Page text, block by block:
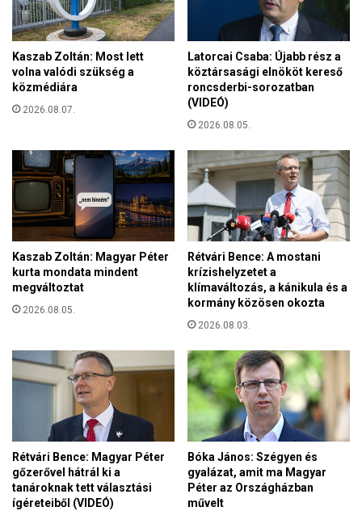
Kaszab Zoltán: Most lett
volna valódi szükség a
közmédiára
2026.08.07.
Latorcai Csaba: Újabb rész a
köztársasági elnököt kereső
roncsderbi-sorozatban
(VIDEÓ)
2026.08.05.
Kaszab Zoltán: Magyar Péter
kurta mondata mindent
megváltoztat
2026.08.05.
Rétvári Bence: A mostani
krízishelyzetet a
klímaváltozás, a kánikula és a
kormány közösen okozta
2026.08.03.
Rétvári Bence: Magyar Péter
gőzerővel hátrál ki a
tanároknak tett választási
ígéreteiből (VIDEÓ)
Bóka János: Szégyen és
gyalázat, amit ma Magyar
Péter az Országházban
művelt